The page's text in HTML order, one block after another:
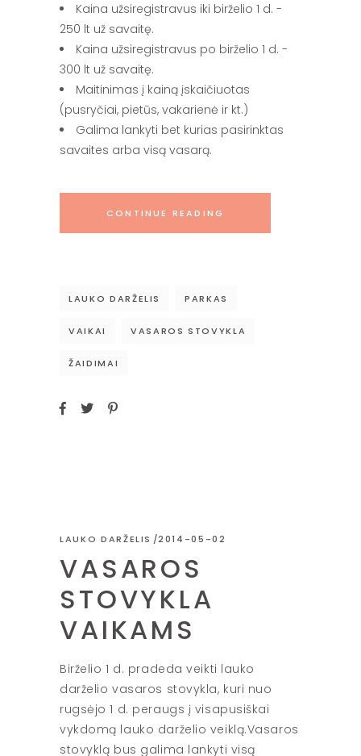
Kaina užsiregistravus iki birželio 1 d. -
250 lt už savaitę.
Kaina užsiregistravus po birželio 1 d. -
300 lt už savaitę.
Maitinimas į kainą įskaičiuotas
(pusryčiai, pietūs, vakarienė ir kt.)
Galima lankyti bet kurias pasirinktas
savaites arba visą vasarą.
CONTINUE READING
LAUKO DARŽELIS PARKAS
VAIKAI VASAROS STOVYKLA
ŽAIDIMAI
LAUKO DARŽELIS 2014-05-02
VASAROS
STOVYKLA
VAIKAMS
Birželio 1 d. pradeda veikti lauko
darželio vasaros stovykla, kuri nuo
rugsėjo 1 d. peraugs į visapusiškai
vykdomą lauko darželio veiklą.Vasaros
stovyklą bus galima lankyti visą